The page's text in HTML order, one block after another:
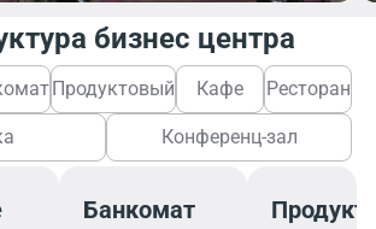
бизнес центра
Продуктовый Кафе Ресторан
Конференц-зал
Банкомат